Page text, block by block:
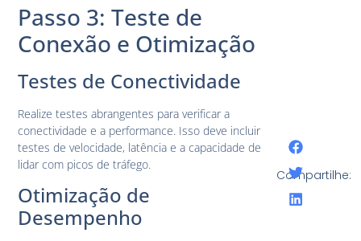
Passo 3: Teste de
Conexão e Otimização
Testes de Conectividade
Realize testes abrangentes para verificar a
conectividade e a performance. Isso deve incluir
testes de velocidade, latência e a capacidade de
lidar com picos de tráfego.
Otimização de
Desempenho
Compartilhe: